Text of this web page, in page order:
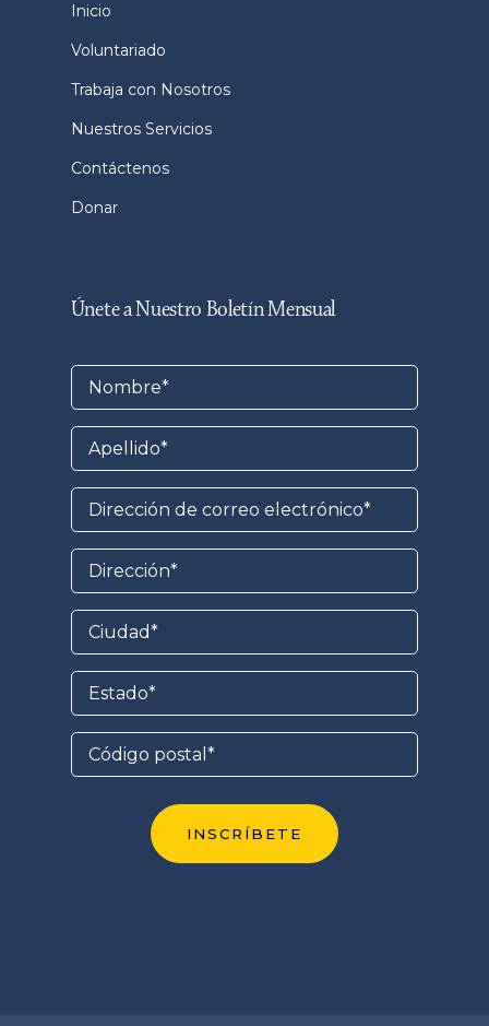
Inicio
Voluntariado
Trabaja con Nosotros
Nuestros Servicios
Contáctenos
Donar
Únete a Nuestro Boletín Mensual